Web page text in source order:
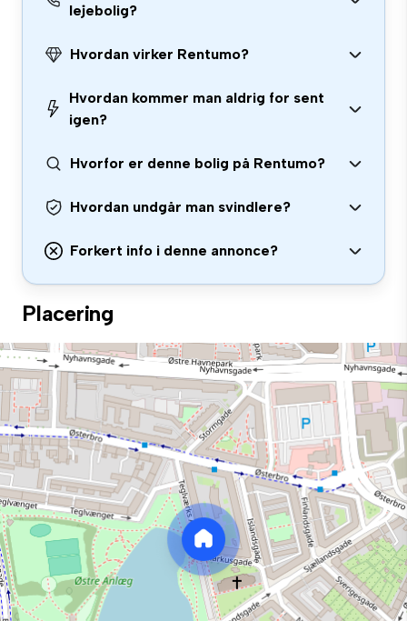
lejebolig?
Hvordan virker Rentumo?
Hvordan kommer man aldrig for sent
igen?
Hvorfor er denne bolig på Rentumo?
Hvordan undgår man svindlere?
Forkert info i denne annonce?
Placering